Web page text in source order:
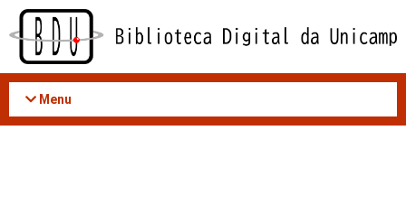
Acessar
conteúdo
Menu